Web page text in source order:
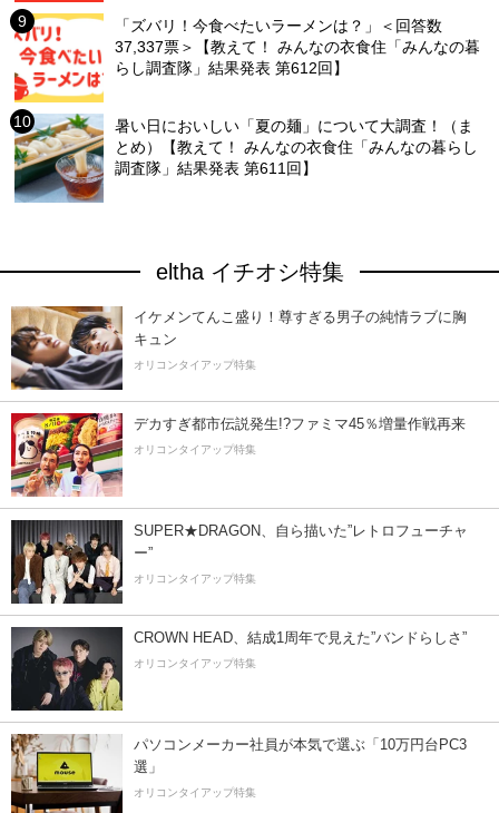
「ズバリ！今食べたいラーメンは？」＜回答数
37,337票＞【教えて！ みんなの衣食住「みんなの暮
らし調査隊」結果発表 第612回】
暑い日においしい「夏の麺」について大調査！（ま
とめ）【教えて！ みんなの衣食住「みんなの暮らし
調査隊」結果発表 第611回】
eltha イチオシ特集
イケメンてんこ盛り！尊すぎる男子の純情ラブに胸
キュン
オリコンタイアップ特集
デカすぎ都市伝説発生!?ファミマ45％増量作戦再来
オリコンタイアップ特集
SUPER★DRAGON、自ら描いた”レトロフューチャ
ー”
オリコンタイアップ特集
CROWN HEAD、結成1周年で見えた”バンドらしさ”
オリコンタイアップ特集
パソコンメーカー社員が本気で選ぶ「10万円台PC3
選」
オリコンタイアップ特集